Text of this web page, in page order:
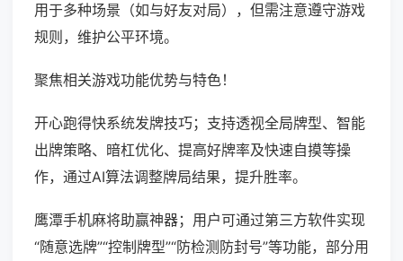
用于多种场景（如与好友对局），但需注意遵守游戏
规则，维护公平环境。
聚焦相关游戏功能优势与特色！
开心跑得快系统发牌技巧；支持透视全局牌型、智能
出牌策略、暗杠优化、提高好牌率及快速自摸等操
作，通过AI算法调整牌局结果，提升胜率。
鹰潭手机麻将助赢神器；用户可通过第三方软件实现
“随意选牌”“控制牌型”“防检测防封号”等功能，部分用